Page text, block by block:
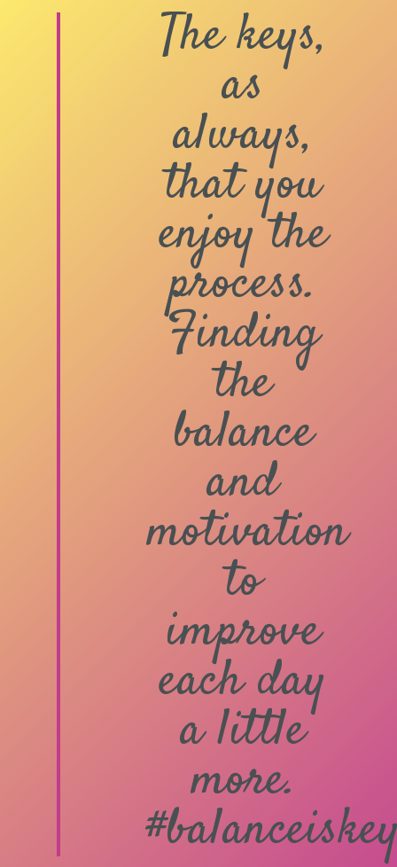
The keys,
as
always,
that you
enjoy the
process.
Finding
the
balance
and
motivation
to
improve
each day
a little
more.